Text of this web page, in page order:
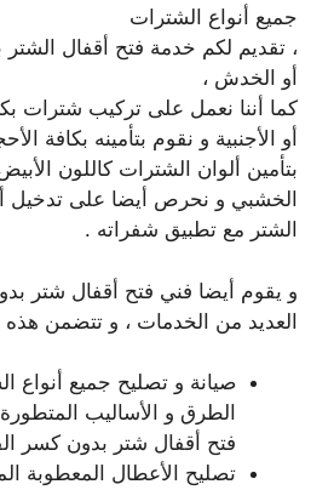
جميع أنواع الشترات
، تقديم لكم خدمة فتح أقفال
أو الخدش ،
كما أننا نعمل على تركيب شترات
أو الأجنبية و نقوم بتأمينه بكافة
بتأمين ألوان الشترات كاللون
الخشبي و نحرص أيضا على تدخيل
الشتر مع تطبيق شفراته .
و يقوم أيضا فني فتح أقفال شتر
العديد من الخدمات ، و تتضمن
صيانة و تصليح جميع أنواع
الطرق و الأساليب
فتح أقفال شتر بدون كسر
تصليح الأعطال المعطوبة